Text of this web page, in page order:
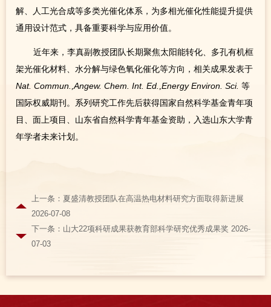
解、人工光合成等多类光催化体系，为多相光催化性能提升提供
通用设计范式，具备重要科学与应用价值。
近年来，李真副教授团队长期聚焦太阳能转化、多孔有机框
架光催化材料、水分解与绿色氧化催化等方向，相关成果发表于
Nat. Commun. Angew. Chem. Int. Ed. Energy Environ. Sci. 等
国际权威期刊。系列研究工作先后获得国家自然科学基金青年项
目、面上项目、山东省自然科学青年基金资助，入选山东大学青
年学者未来计划。
上一条：夏盛清教授团队在高温热电材料研究方面取得新进展
2026-07-08
下一条：山大22项科研成果获教育部科学研究优秀成果奖 2026-
07-03